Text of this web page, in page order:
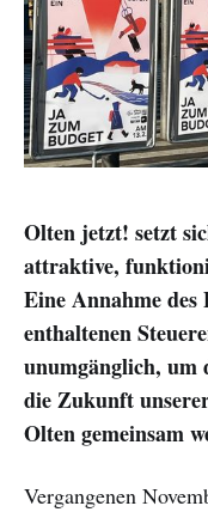
Olten jetzt! setzt
attraktive,
Eine Annahme
enthaltenen
unumgänglich, um
die Zukunft
Olten gemeinsam
Vergangenen